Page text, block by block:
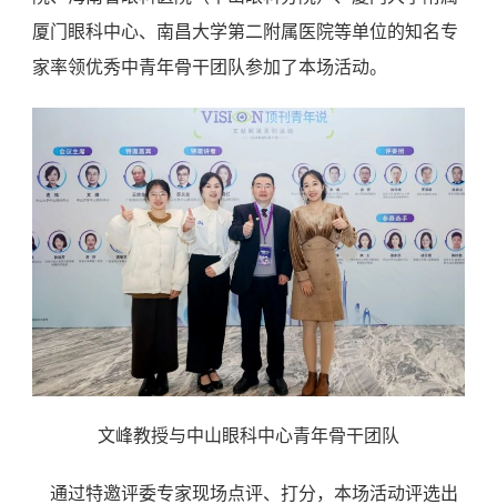
厦门眼科中心、南昌大学第二附属医院等单位的知名专
家率领优秀中青年骨干团队参加了本场活动。
文峰教授与中山眼科中心青年骨干团队
通过特邀评委专家现场点评、打分，本场活动评选出